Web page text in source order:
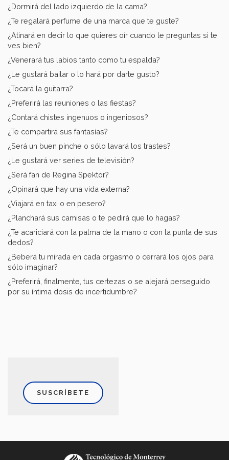
¿Dormirá del lado izquierdo de la cama?
¿Te regalará perfume de una marca que te guste?
¿Atinará en decir lo que quieres oír cuando le preguntas si te
ves bien?
¿Venerará tus labios tanto como tu espalda?
¿Le gustará bailar o lo hará por darte gusto?
¿Tocará la guitarra?
¿Preferirá las reuniones o las fiestas?
¿Contará chistes ingenuos o ingeniosos?
¿Te compartirá sus fantasías?
¿Será un buen pinche o sólo lavará los trastes?
¿Le gustará ver series de televisión?
¿Será fan de Regina Spektor?
¿Opinará que hay una vida externa?
¿Viajará en taxi o en pesero?
¿Planchará sus camisas o te pedirá que lo hagas?
¿Te acariciará con la palma de la mano o con la punta de sus
dedos?
¿Beberá tu mirada en cada orgasmo o cerrará los ojos para
sólo imaginar?
¿Preferirá, finalmente, tus certezas o se alejará perseguido
por su íntima dosis de incertidumbre?
SUSCRÍBETE